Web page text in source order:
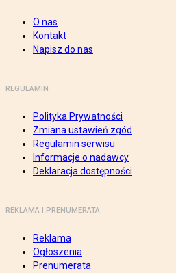
O nas
Kontakt
Napisz do nas
REGULAMIN
Polityka Prywatności
Zmiana ustawień zgód
Regulamin serwisu
Informacje o nadawcy
Deklaracja dostępności
REKLAMA I PRENUMERATA
Reklama
Ogłoszenia
Prenumerata